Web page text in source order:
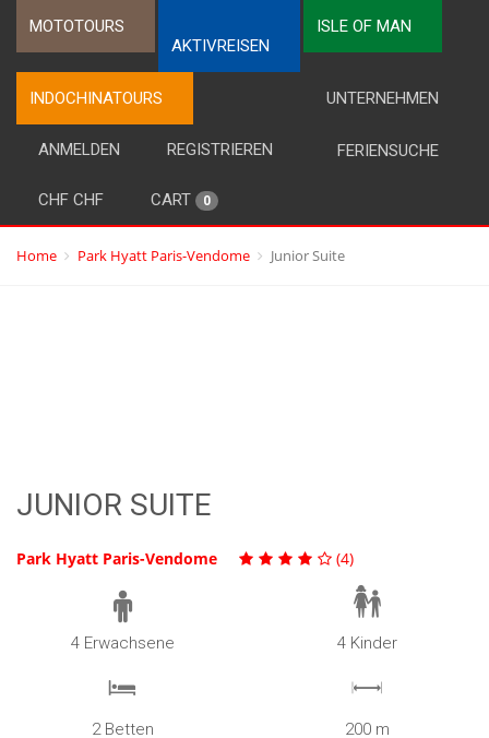
MOTOTOURS
AKTIVREISEN
ISLE OF MAN
INDOCHINATOURS UNTERNEHMEN
FERIENSUCHE
ANMELDEN REGISTRIEREN
CHF CHF CART 0
Home Park Hyatt Paris-Vendome Junior Suite
JUNIOR SUITE
Park Hyatt Paris-Vendome (4)
4 Erwachsene 4 Kinder
2 Betten 200 m